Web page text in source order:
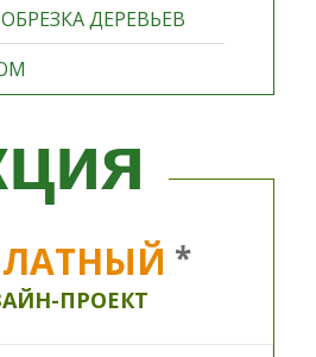
ДЕРЕВЬЕВ
*
ПРОЕКТ